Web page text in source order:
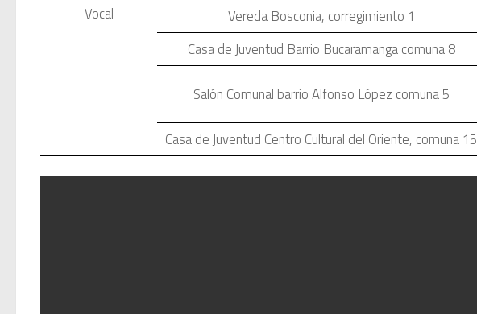
Vocal
Vereda Bosconia, corregimiento 1
Casa de Juventud Barrio Bucaramanga comuna 8
Salón Comunal barrio Alfonso López comuna 5
Casa de Juventud Centro Cultural del Oriente, comuna 15